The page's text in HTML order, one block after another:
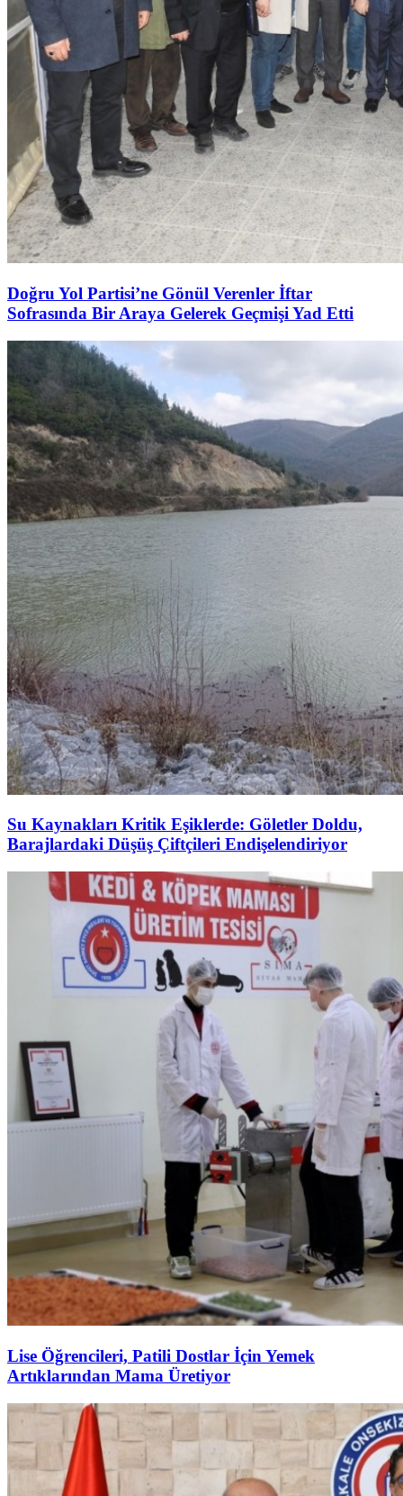
Doğru Yol Partisi’ne Gönül Verenler İftar
Sofrasında Bir Araya Gelerek Geçmişi Yad Etti
Su Kaynakları Kritik Eşiklerde: Göletler Doldu,
Barajlardaki Düşüş Çiftçileri Endişelendiriyor
Lise Öğrencileri, Patili Dostlar İçin Yemek
Artıklarından Mama Üretiyor